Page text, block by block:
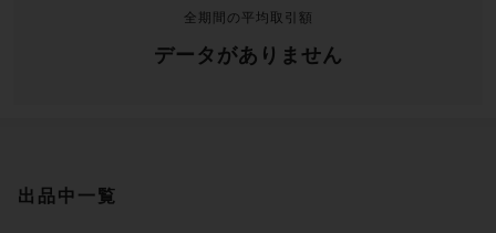
全期間の平均取引額
データがありません
出品中一覧